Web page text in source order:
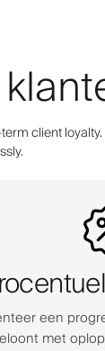
client
een
met